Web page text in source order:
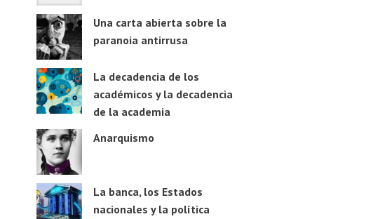
Una carta abierta sobre la
paranoia antirrusa
La decadencia de los
académicos y la decadencia
de la academia
Anarquismo
La banca, los Estados
nacionales y la política